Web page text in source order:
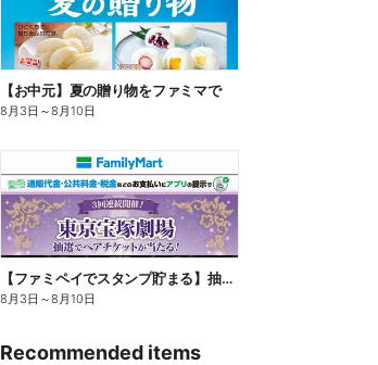
【お中元】夏の贈り物をファミマで
8月3日 ～8月10日
【ファミペイでスタンプ貯まる】抽選でペアチケットが当たる!
8月3日 ～8月10日
Recommended items